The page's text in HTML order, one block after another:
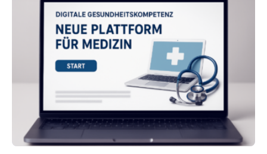
dafür eine technische Schnittstelle, über die
physiologische Daten in Echtzeit an das Sprachmodell
übermittelt werden können. Die Künstliche Intelligenz
kann dadurch auch die Sprache des Körpers
einbeziehen, auf die Menschen keinen bewussten
Einfluss nehmen. Das eröffnet…